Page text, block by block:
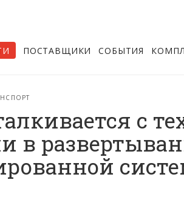
ПОСТАВЩИКИ СОБЫТИЯ
с
в